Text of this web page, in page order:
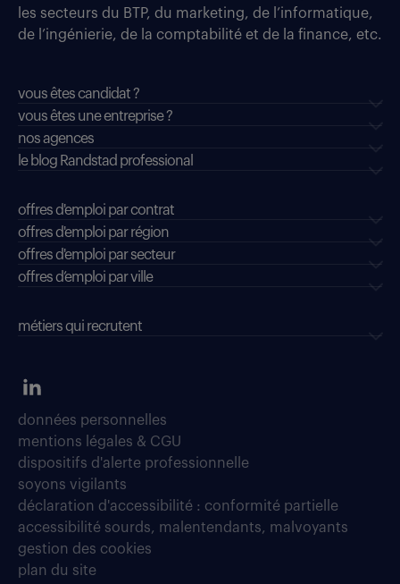
les secteurs du BTP, du marketing, de l’informatique,
de l’ingénierie, de la comptabilité et de la finance, etc.
vous êtes candidat ?
vous êtes une entreprise ?
nos agences
le blog Randstad professional
offres d'emploi par contrat
offres d'emploi par région
offres d'emploi par secteur
offres d’emploi par ville
métiers qui recrutent
données personnelles
mentions légales & CGU
dispositifs d'alerte professionnelle
soyons vigilants
déclaration d'accessibilité : conformité partielle
accessibilité sourds, malentendants, malvoyants
gestion des cookies
plan du site